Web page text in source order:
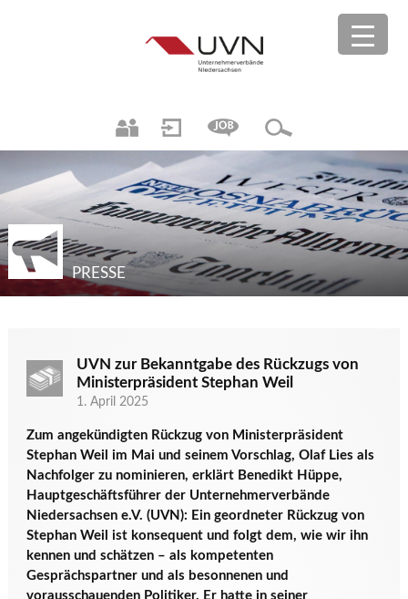
PRESSE
UVN zur Bekanntgabe des Rückzugs von
Ministerpräsident Stephan Weil
1. April 2025
Zum angekündigten Rückzug von Ministerpräsident
Stephan Weil im Mai und seinem Vorschlag, Olaf Lies als
Nachfolger zu nominieren, erklärt Benedikt Hüppe,
Hauptgeschäftsführer der Unternehmerverbände
Niedersachsen e.V. (UVN): Ein geordneter Rückzug von
Stephan Weil ist konsequent und folgt dem, wie wir ihn
kennen und schätzen – als kompetenten
Gesprächspartner und als besonnenen und
vorausschauenden Politiker. Er hatte in seiner